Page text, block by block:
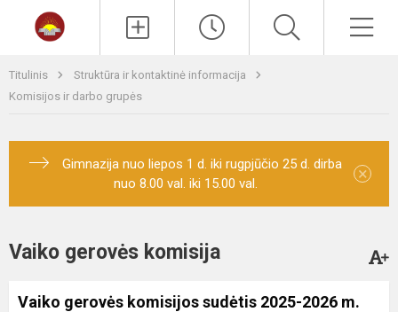
Titulinis
Struktūra ir kontaktinė informacija
Komisijos ir darbo grupės
Gimnazija nuo liepos 1 d. iki rugpjūčio 25 d. dirba
nuo 8.00 val. iki 15.00 val.
×
Vaiko gerovės komisija
Vaiko gerovės komisijos sudėtis 2025-2026 m.